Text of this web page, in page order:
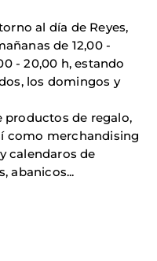
al día de Reyes,
de 12,00 -
- 20,00 h, estando
los domingos y
productos de regalo,
como merchandising
calendaros de
abanicos...